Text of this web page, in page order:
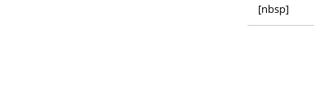
[nbsp]